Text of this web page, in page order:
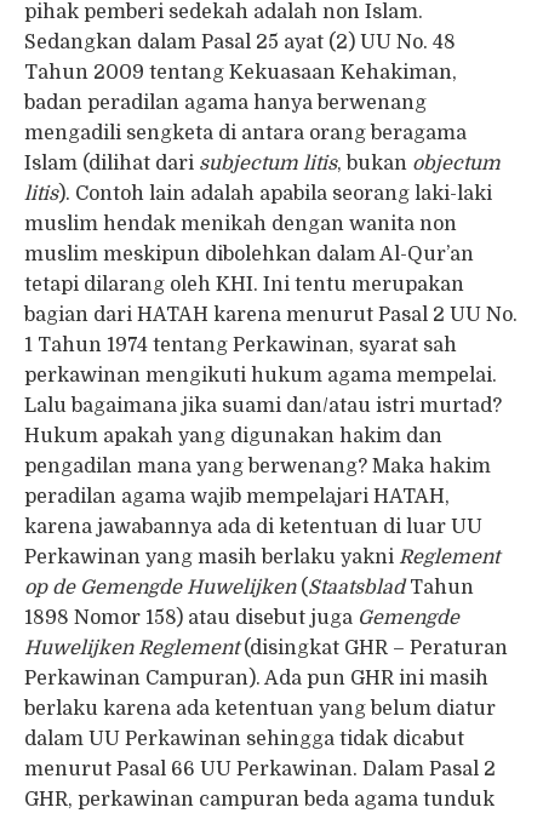
pihak pemberi sedekah adalah non Islam.
Sedangkan dalam Pasal 25 ayat (2) UU No. 48
Tahun 2009 tentang Kekuasaan Kehakiman,
badan peradilan agama hanya berwenang
mengadili sengketa di antara orang beragama
Islam (dilihat dari subjectum litis, bukan objectum
litis). Contoh lain adalah apabila seorang laki-laki
muslim hendak menikah dengan wanita non
muslim meskipun dibolehkan dalam Al-Qur’an
tetapi dilarang oleh KHI. Ini tentu merupakan
bagian dari HATAH karena menurut Pasal 2 UU No.
1 Tahun 1974 tentang Perkawinan, syarat sah
perkawinan mengikuti hukum agama mempelai.
Lalu bagaimana jika suami dan/atau istri murtad?
Hukum apakah yang digunakan hakim dan
pengadilan mana yang berwenang? Maka hakim
peradilan agama wajib mempelajari HATAH,
karena jawabannya ada di ketentuan di luar UU
Perkawinan yang masih berlaku yakni Reglement
op de Gemengde Huwelijken(StaatsbladTahun
1898 Nomor 158) atau disebut juga Gemengde
Huwelijken Reglement(disingkat GHR – Peraturan
Perkawinan Campuran). Ada pun GHR ini masih
berlaku karena ada ketentuan yang belum diatur
dalam UU Perkawinan sehingga tidak dicabut
menurut Pasal 66 UU Perkawinan. Dalam Pasal 2
GHR, perkawinan campuran beda agama tunduk